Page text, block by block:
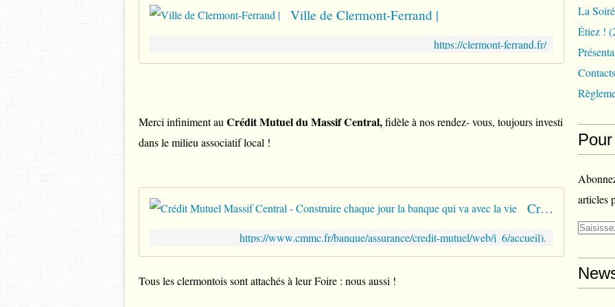
Ville de Clermont-Ferrand |
https://clermont-ferrand.fr/
Merci infiniment au Crédit Mutuel du Massif Central,fidèle à nos rendez- vous, toujours investi
dans le milieu associatif local !
Crédit Mutuel Massif Central - Construire chaque jour la banque qui va avec la vie
https://www.cmmc.fr/banque/assurance/credit-mutuel/web/j_6/accueil).
Tous les clermontois sont attachés à leur Foire : nous aussi !
La
Étiez !
articles